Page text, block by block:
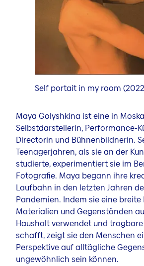
Self portait in my room
Maya Golyshkina ist eine in
Selbstdarstellerin, Performance-
Directorin und Bühnenbildnerin.
Teenagerjahren, als sie an der
studierte, experimentiert sie im
Fotografie. Maya begann ihre
Laufbahn in den letzten Jahren
Pandemien. Indem sie eine breite
Materialien und Gegenständen
Haushalt verwendet und
schafft, zeigt sie den Menschen
Perspektive auf alltägliche
ungewöhnlich sein können.